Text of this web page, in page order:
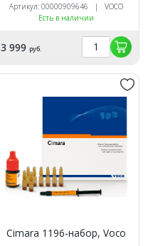
Артикул: 00000909646 | VOCO
Есть в наличии
3 999 руб.
Cimara 1196-набор, Voco